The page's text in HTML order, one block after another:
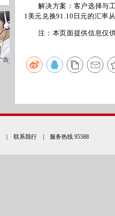
解决方案：客户选择与工
1美元兑换91.10日元的汇率
注：本页面提供信息仅供
联系我行 | 服务热线 95588